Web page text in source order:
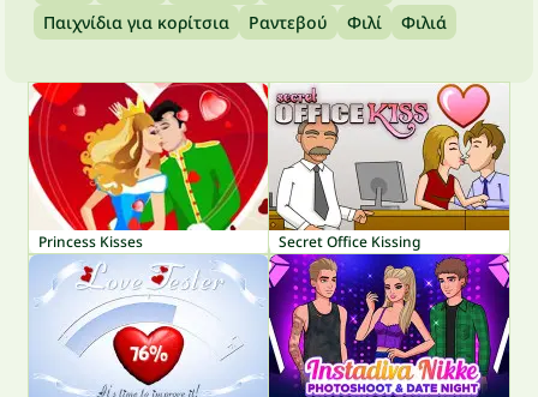
Παιχνίδια για κορίτσια
Ραντεβού Φιλί Φιλιά
Princess Kisses Secret Office Kissing